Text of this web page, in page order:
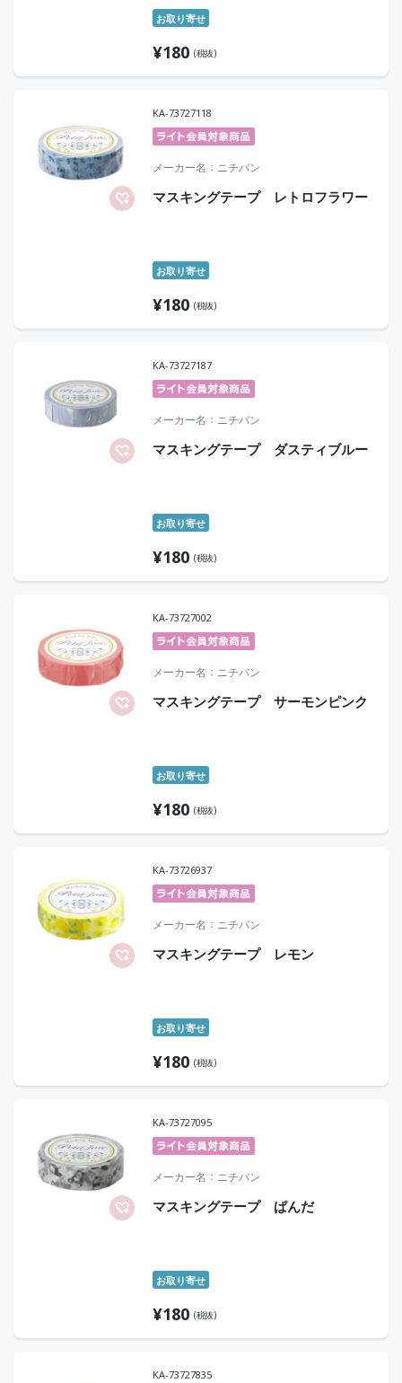
お取り寄せ
¥180 (税抜)
KA-73727118
メーカー名 ニチバン
マスキングテープ レトロフラワー
お取り寄せ
¥180 (税抜)
KA-73727187
メーカー名 ニチバン
マスキングテープ ダスティブルー
お取り寄せ
¥180 (税抜)
KA-73727002
メーカー名 ニチバン
マスキングテープ サーモンピンク
お取り寄せ
¥180 (税抜)
KA-73726937
メーカー名 ニチバン
マスキングテープ レモン
お取り寄せ
¥180 (税抜)
KA-73727095
メーカー名 ニチバン
マスキングテープ ぱんだ
お取り寄せ
¥180 (税抜)
KA-73727835